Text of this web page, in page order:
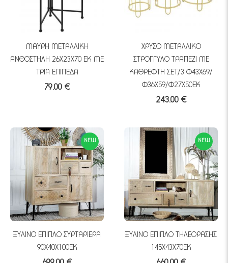
ΜΑΥΡΗ ΜΕΤΑΛΛΙΚΗ
ΑΝΘΟΣΤΗΛΗ 26Χ23Χ70 ΕΚ ΜΕ
ΤΡΙΑ ΕΠΙΠΕΔΑ
79.00 €
ΧΡΥΣΟ ΜΕΤΑΛΛΙΚΟ
ΣΤΡΟΓΓΥΛΟ ΤΡΑΠΕΖΙ ΜΕ
ΚΑΘΡΕΦΤΗ ΣΕΤ/3 Φ43Χ69/
Φ36Χ59/Φ27Χ50ΕΚ
243.00 €
NEW
ΞΥΛΙΝΟ ΕΠΙΠΛΟ ΣΥΡΤΑΡΙΕΡΑ
90Χ40Χ100ΕΚ
NEW
ΞΥΛΙΝΟ ΕΠΙΠΛΟ ΤΗΛΕΟΡΑΣΗΣ
145Χ43Χ70ΕΚ